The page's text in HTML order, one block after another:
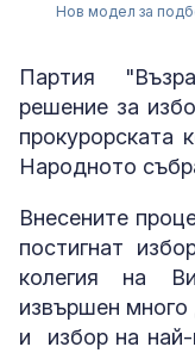
Нов модел за
Партия
решение за
прокурорската
Народното
Внесените
постигнат
колегия на
извършен
и избор на най-